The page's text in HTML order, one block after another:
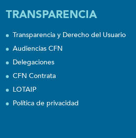
TRANSPARENCIA
Transparencia y Derecho del Usuario
Audiencias CFN
Delegaciones
CFN Contrata
LOTAIP
Política de privacidad